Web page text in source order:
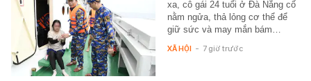
xa, cô gái 24 tuổi ở Đà Nẵng cố
nằm ngửa, thả lỏng cơ thể để
giữ sức và may mắn bám…
XÃ HỘI - 7 giờ trước